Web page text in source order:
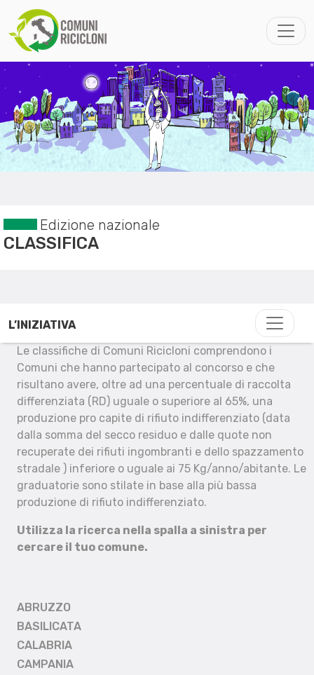
Edizione nazionale
CLASSIFICA
L’INIZIATIVA
Le classifiche di Comuni Ricicloni comprendono i
Comuni che hanno partecipato al concorso e che
risultano avere, oltre ad una percentuale di raccolta
differenziata (RD) uguale o superiore al 65%, una
produzione pro capite di rifiuto indifferenziato (data
dalla somma del secco residuo e dalle quote non
recuperate dei rifiuti ingombranti e dello spazzamento
stradale ) inferiore o uguale ai 75 Kg/anno/abitante. Le
graduatorie sono stilate in base alla più bassa
produzione di rifiuto indifferenziato.
Utilizza la ricerca nella spalla a sinistra per
cercare il tuo comune.
ABRUZZO
BASILICATA
CALABRIA
CAMPANIA